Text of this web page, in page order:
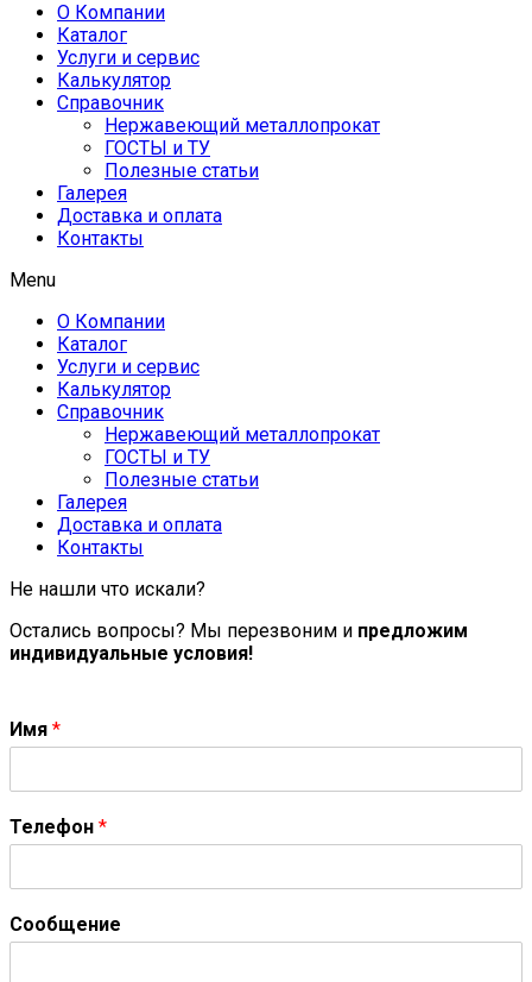
О Компании
Каталог
Услуги и сервис
Калькулятор
Справочник
Нержавеющий металлопрокат
ГОСТЫ и ТУ
Полезные статьи
Галерея
Доставка и оплата
Контакты
Menu
О Компании
Каталог
Услуги и сервис
Калькулятор
Справочник
Нержавеющий металлопрокат
ГОСТЫ и ТУ
Полезные статьи
Галерея
Доставка и оплата
Контакты
Не нашли что искали?
Остались вопросы? Мы перезвоним и предложим
индивидуальные условия!
Имя *
Телефон *
Сообщение